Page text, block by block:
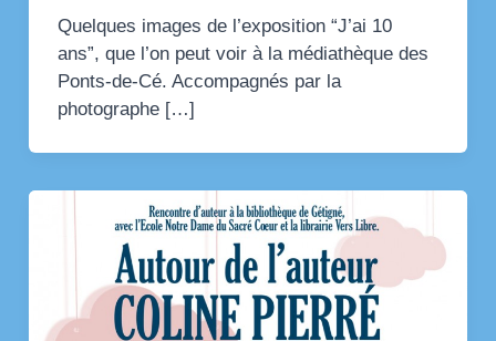
Quelques images de l’exposition “J’ai 10
ans”, que l’on peut voir à la médiathèque des
Ponts-de-Cé. Accompagnés par la
photographe […]